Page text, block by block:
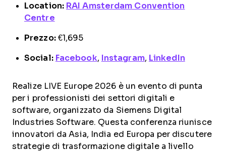
Location: RAI Amsterdam Convention
Centre
Prezzo:€1,695
Social: Facebook, Instagram, LinkedIn
Realize LIVE Europe 2026 è un evento di punta
per i professionisti dei settori digitali e
software, organizzato da Siemens Digital
Industries Software. Questa conferenza riunisce
innovatori da Asia, India ed Europa per discutere
strategie di trasformazione digitale a livello